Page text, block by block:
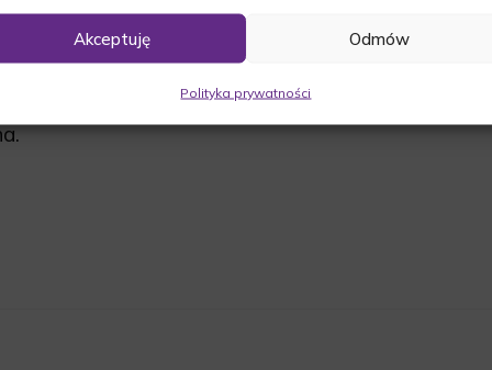
Akceptuję Odmów
Polityka prywatności
o godz. 9:30 wspólną modlitwą
odbędzie się msza święta o godz. 10:00,
w Starym Dworze.